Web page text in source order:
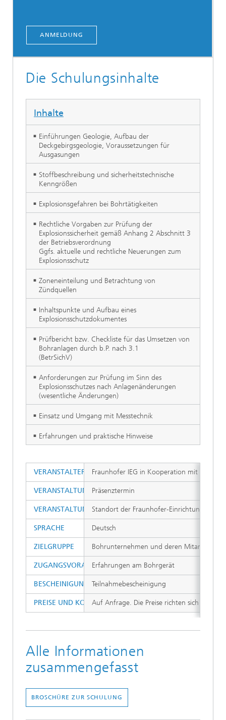
ANMELDUNG
Die Schulungsinhalte
Inhalte
Einführungen Geologie, Aufbau der
Deckgebirgsgeologie, Voraussetzungen für
Ausgasungen
Stoffbeschreibung und sicherheitstechnische
Kenngrößen
Explosionsgefahren bei Bohrtätigkeiten
Rechtliche Vorgaben zur Prüfung der
Explosionssicherheit gemäß Anhang 2 Abschnitt 3
der Betriebsverordnung
Ggfs. aktuelle und rechtliche Neuerungen zum
Explosionsschutz
Zoneneinteilung und Betrachtung von
Zündquellen
Inhaltspunkte und Aufbau eines
Explosionsschutzdokumentes
Prüfbericht bzw. Checkliste für das Umsetzen von
Bohranlagen durch b.P. nach 3.1
(BetrSichV)
Anforderungen zur Prüfung im Sinn des
Explosionsschutzes nach Anlagenänderungen
(wesentliche Änderungen)
Einsatz und Umgang mit Messtechnik
Erfahrungen und praktische Hinweise
Fraunhofer IEG in Kooperation mit der
Präsenztermin
Standort der Fraunhofer-Einrichtung für
Deutsch
Bohrunternehmen und deren Mitarbeiter,
Erfahrungen am Bohrgerät
Teilnahmebescheinigung
Auf Anfrage. Die Preise richten sich nach
VERANSTALTER
VERANSTALTUNGSTYP
VERANSTALTUNGSORT
SPRACHE
ZIELGRUPPE
ZUGANGSVORAUSSETZUNG
BESCHEINIGUNG
PREISE UND KOMBINATIONSMÖGLICHKEITEN
Alle Informationen
zusammengefasst
BROSCHÜRE ZUR SCHULUNG